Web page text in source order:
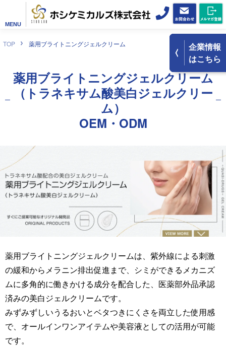
MENU
企業情報
はこちら
TOP 薬用ブライトニングジェルクリーム
薬用ブライトニングジェルクリーム
（トラネキサム酸美白ジェルクリー
ム）
OEM・ODM
薬用ブライトニングジェルクリームは、紫外線による刺激
の緩和からメラニン排出促進まで、シミができるメカニズ
ムに多角的に働きかける成分を配合した、医薬部外品承認
済みの美白ジェルクリームです。
みずみずしいうるおいとベタつきにくさを両立した使用感
で、オールインワンアイテムや美容液としての活用が可能
です。